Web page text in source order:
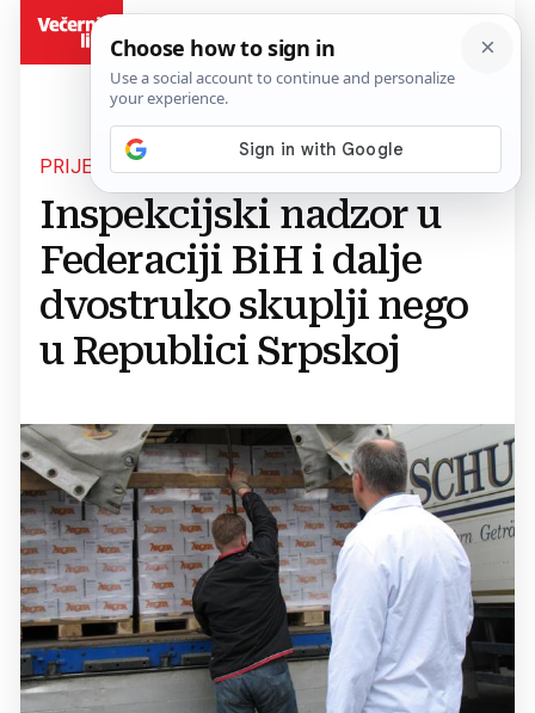
PRIJEVOZNICI IZBJEGAVAJU NEKE PRIJELAZE
Inspekcijski nadzor u
Federaciji BiH i dalje
dvostruko skuplji nego
u Republici Srpskoj